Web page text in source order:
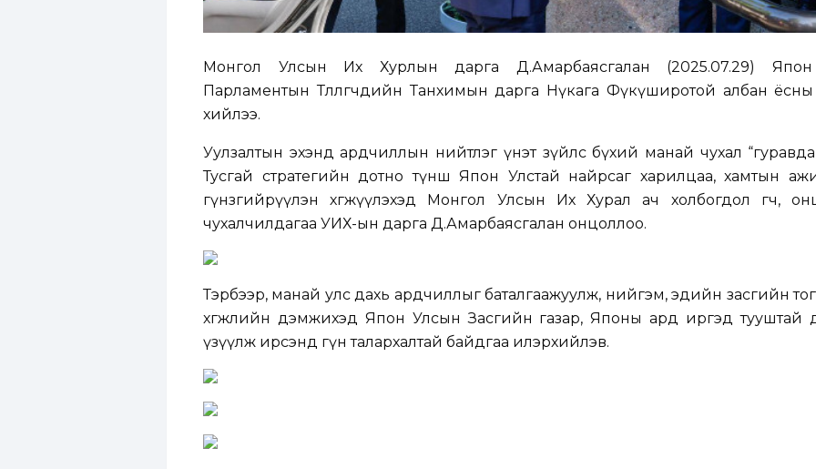
Монгол Улсын Их Хурлын дарга Д.Амарбаясгалан (2025.07.29)
Парламентын Төлөөлөгчдийн Танхимын дарга Нүкага Фүкүширотой албан ёсны
хийлээ.
Уулзалтын эхэнд ардчиллын нийтлэг үнэт зүйлс бүхий манай чухал
Тусгай стратегийн дотно түнш Япон Улстай найрсаг харилцаа, хамтын
гүнзгийрүүлэн хөгжүүлэхэд Монгол Улсын Их Хурал ач холбогдол өгч,
чухалчилдагаа УИХ-ын дарга Д.Амарбаясгалан онцоллоо.
Тэрбээр, манай улс дахь ардчиллыг баталгаажуулж, нийгэм, эдийн засгийн
хөгжлийн дэмжихэд Япон Улсын Засгийн газар, Японы ард иргэд тууштай
үзүүлж ирсэнд гүн талархалтай байдгаа илэрхийлэв.